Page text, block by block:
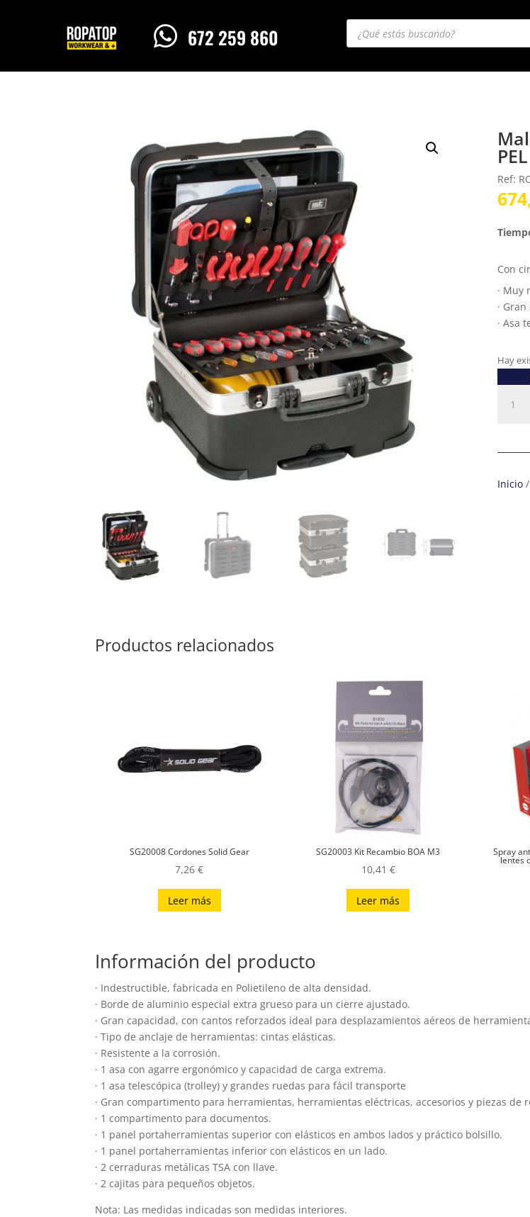
 672 259 860
Búsqueda
productos
PEL
Ref:
Con
· Muy
·
· Asa
Hay
PEL
Inicio/
Productos relacionados
SG20008 Cordones Solid Gear
7,26€
Leer más
SG20003 Kit Recambio BOA M3
10,41 €
Leer más
Spray
lentes
Información del producto
· Indestructible, fabricada en Polietileno de alta densidad.
· Borde de aluminio especial extra grueso para un cierre ajustado.
· Gran capacidad, con cantos reforzados ideal para desplazamientos aéreos de
· Tipo de anclaje de herramientas: cintas elásticas.
· Resistente a la corrosión.
· 1 asa con agarre ergonómico y capacidad de carga extrema.
· 1 asa telescópica (trolley) y grandes ruedas para fácil transporte
· Gran compartimento para herramientas, herramientas eléctricas, accesorios y piezas de
· 1 compartimento para documentos.
· 1 panel portaherramientas superior con elásticos en ambos lados y práctico bolsillo.
· 1 panel portaherramientas inferior con elásticos en un lado.
· 2 cerraduras metálicas TSA con llave.
· 2 cajitas para pequeños objetos.
Nota: Las medidas indicadas son medidas interiores.